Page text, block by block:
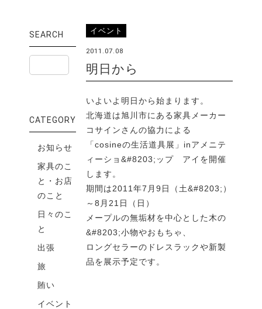
イベント
2011.07.08
明日から
いよいよ明日から始まります。
北海道は旭川市にある家具メーカー
コサインさんの協力による
「cosineの生活道具展」inアメニテ
ィーショ&#8203;ップ アイを開催
します。
期間は2011年7月9日（土&#8203;）
～8月21日（日）
メープルの無垢材を中心とした木の
&#8203;小物やおもちゃ、
ロングセラーのドレスラックや新製
品を展示予定です。
SEARCH
CATEGORY
お知らせ
家具のこ
と・お店
のこと
日々のこ
と
出張
旅
賄い
イベント